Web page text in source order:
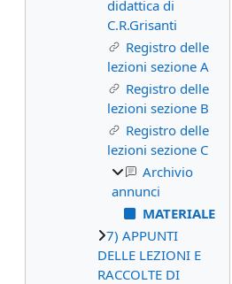
didattica di
C.R.Grisanti
Registro delle
lezioni sezione A
Registro delle
lezioni sezione B
Registro delle
lezioni sezione C
Archivio
annunci
MATERIALE
7) APPUNTI
DELLE LEZIONI E
RACCOLTE DI